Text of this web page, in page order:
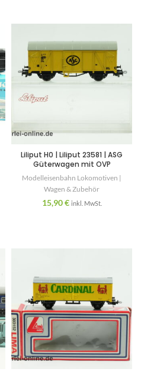
Liliput H0 | Liliput 23581 | ASG
Güterwagen mit OVP
Modelleisenbahn Lokomotiven |
Wagen & Zubehör
15,90€ inkl. MwSt.